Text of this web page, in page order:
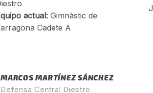
MARCOS MARTÍNEZ SÁNCHEZ
Defensa Central Diestro